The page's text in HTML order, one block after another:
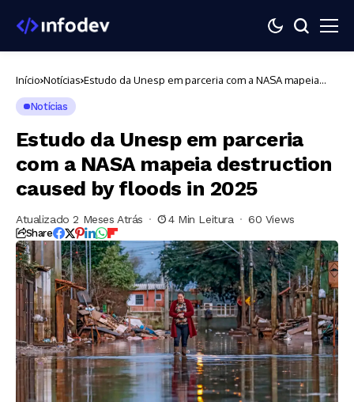
Início Notícias Estudo da Unesp em parceria com a NASA mapeia
Notícias
Estudo da Unesp em parceria
com a NASA mapeia destruction
caused by floods in 2025
Atualizado 2 Meses Atrás 4 Min Leitura 60 Views
Share